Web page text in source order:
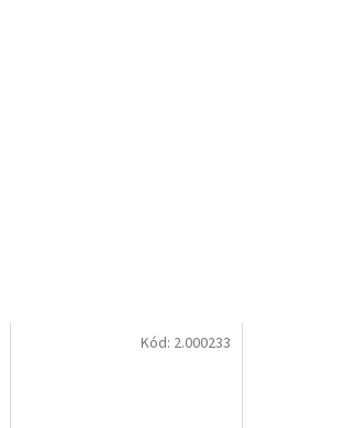
Kód: 2.000233